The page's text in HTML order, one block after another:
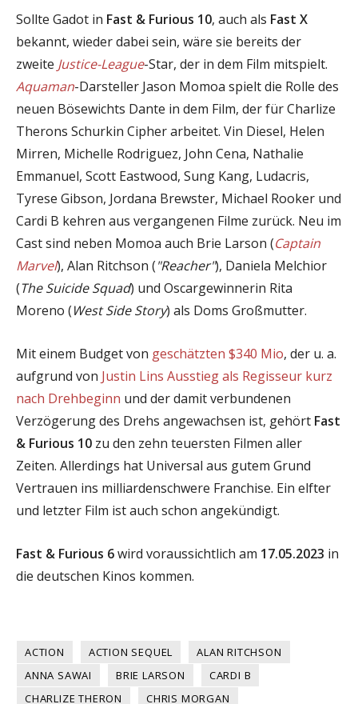
Sollte Gadot in Fast & Furious 10, auch als Fast X
bekannt, wieder dabei sein, wäre sie bereits der
zweite Justice-League-Star, der in dem Film mitspielt.
Aquaman-Darsteller Jason Momoa spielt die Rolle des
neuen Bösewichts Dante in dem Film, der für Charlize
Therons Schurkin Cipher arbeitet. Vin Diesel, Helen
Mirren, Michelle Rodriguez, John Cena, Nathalie
Emmanuel, Scott Eastwood, Sung Kang, Ludacris,
Tyrese Gibson, Jordana Brewster, Michael Rooker und
Cardi B kehren aus vergangenen Filme zurück. Neu im
Cast sind neben Momoa auch Brie Larson (Captain
Marvel), Alan Ritchson ("Reacher"), Daniela Melchior
(The Suicide Squad) und Oscargewinnerin Rita
Moreno (West Side Story) als Doms Großmutter.
Mit einem Budget von geschätzten $340 Mio, der u. a.
aufgrund von Justin Lins Ausstieg als Regisseur kurz
nach Drehbeginn und der damit verbundenen
Verzögerung des Drehs angewachsen ist, gehört Fast
& Furious 10 zu den zehn teuersten Filmen aller
Zeiten. Allerdings hat Universal aus gutem Grund
Vertrauen ins milliardenschwere Franchise. Ein elfter
und letzter Film ist auch schon angekündigt.
Fast & Furious 6wird voraussichtlich am 17.05.2023 in
die deutschen Kinos kommen.
ACTION ACTION SEQUEL
ALAN RITCHSON
ANNA SAWAI
BRIE LARSON
CARDI B
CHARLIZE THERON
CHRIS MORGAN